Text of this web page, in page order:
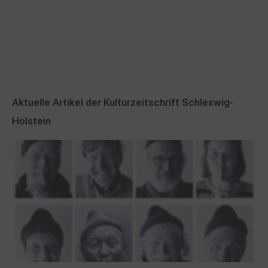
Aktuelle Artikel der Kulturzeitschrift Schleswig-
Holstein